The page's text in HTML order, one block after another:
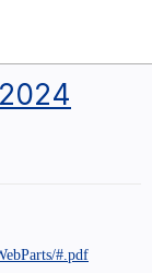
#.pdf